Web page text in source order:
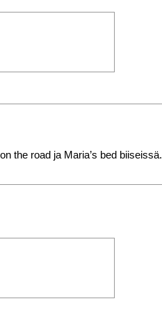
the road ja Maria’s bed biiseissä.